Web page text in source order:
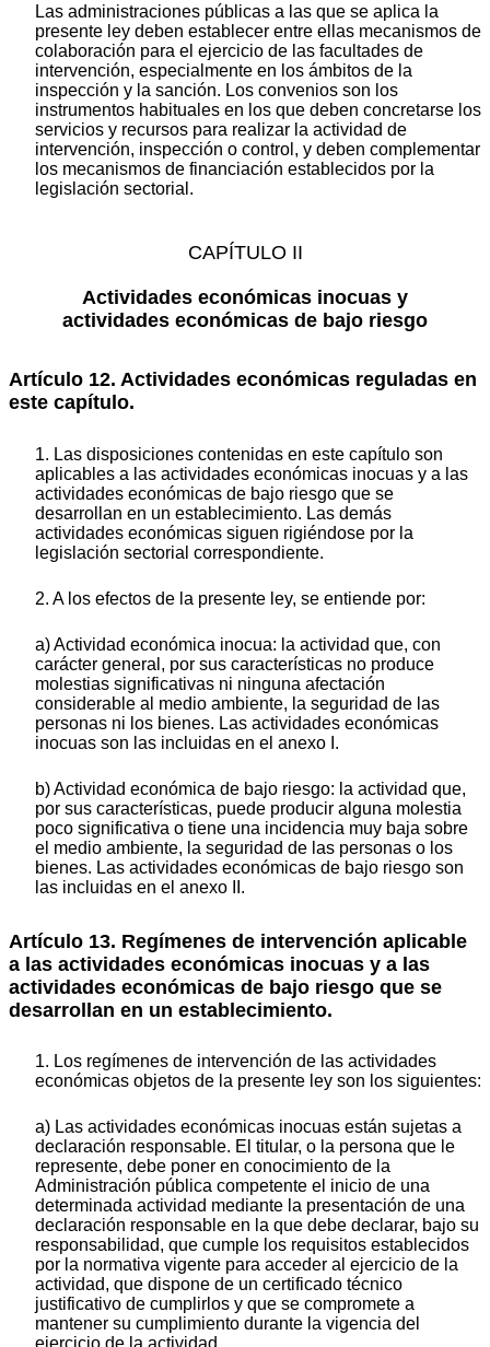
Las administraciones públicas a las que se aplica la
presente ley deben establecer entre ellas mecanismos de
colaboración para el ejercicio de las facultades de
intervención, especialmente en los ámbitos de la
inspección y la sanción. Los convenios son los
instrumentos habituales en los que deben concretarse los
servicios y recursos para realizar la actividad de
intervención, inspección o control, y deben complementar
los mecanismos de financiación establecidos por la
legislación sectorial.
CAPÍTULO II
Actividades económicas inocuas y
actividades económicas de bajo riesgo
Artículo 12. Actividades económicas reguladas en
este capítulo.
1. Las disposiciones contenidas en este capítulo son
aplicables a las actividades económicas inocuas y a las
actividades económicas de bajo riesgo que se
desarrollan en un establecimiento. Las demás
actividades económicas siguen rigiéndose por la
legislación sectorial correspondiente.
2. A los efectos de la presente ley, se entiende por:
a) Actividad económica inocua: la actividad que, con
carácter general, por sus características no produce
molestias significativas ni ninguna afectación
considerable al medio ambiente, la seguridad de las
personas ni los bienes. Las actividades económicas
inocuas son las incluidas en el anexo I.
b) Actividad económica de bajo riesgo: la actividad que,
por sus características, puede producir alguna molestia
poco significativa o tiene una incidencia muy baja sobre
el medio ambiente, la seguridad de las personas o los
bienes. Las actividades económicas de bajo riesgo son
las incluidas en el anexo II.
Artículo 13. Regímenes de intervención aplicable
a las actividades económicas inocuas y a las
actividades económicas de bajo riesgo que se
desarrollan en un establecimiento.
1. Los regímenes de intervención de las actividades
económicas objetos de la presente ley son los siguientes:
a) Las actividades económicas inocuas están sujetas a
declaración responsable. El titular, o la persona que le
represente, debe poner en conocimiento de la
Administración pública competente el inicio de una
determinada actividad mediante la presentación de una
declaración responsable en la que debe declarar, bajo su
responsabilidad, que cumple los requisitos establecidos
por la normativa vigente para acceder al ejercicio de la
actividad, que dispone de un certificado técnico
justificativo de cumplirlos y que se compromete a
mantener su cumplimiento durante la vigencia del